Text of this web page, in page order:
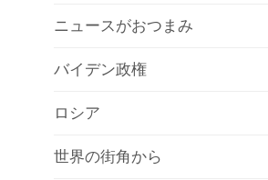
ニュースがおつまみ
バイデン政権
ロシア
世界の街角から